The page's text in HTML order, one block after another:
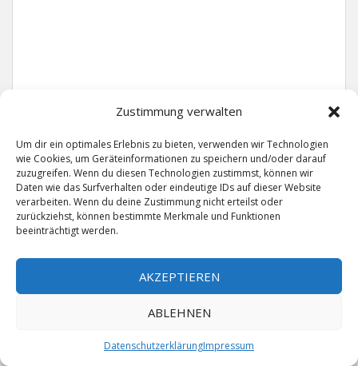
Zustimmung verwalten
Um dir ein optimales Erlebnis zu bieten, verwenden wir Technologien
wie Cookies, um Geräteinformationen zu speichern und/oder darauf
zuzugreifen. Wenn du diesen Technologien zustimmst, können wir
Daten wie das Surfverhalten oder eindeutige IDs auf dieser Website
verarbeiten. Wenn du deine Zustimmung nicht erteilst oder
zurückziehst, können bestimmte Merkmale und Funktionen
beeinträchtigt werden.
AKZEPTIEREN
ABLEHNEN
DatenschutzerklärungImpressum
das Einzige, was zu lernen sich lohnt. Alle Natur, alles
Wachstum, aller Friede, alles Gedeihen und Schöne in
der Welt beruht auf Geduld, braucht Zeit, Stille, braucht
Vertrauen.
RogerzuGeduld ist das Schwerste und das Einzige,
was zu lernen sich lohnt. Alle Natur, alles Wachstum,
beruht auf Geduld, braucht Zeit, Stille, braucht
geschieht ohne Grund. Der Rest ist Zufall.
Man lebt ruhiger, wenn man nicht alles